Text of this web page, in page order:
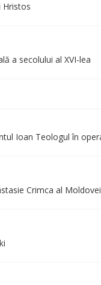
Hristos
a secolului al XVI-lea
Ioan Teologul în
Crimca al Moldovei